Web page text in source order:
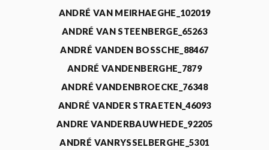
ANDRÉ VAN MEIRHAEGHE_102019
ANDRÉ VAN STEENBERGE_65263
ANDRÉ VANDEN BOSSCHE_88467
ANDRÉ VANDENBERGHE_7879
ANDRÉ VANDENBROECKE_76348
ANDRÉ VANDER STRAETEN_46093
ANDRE VANDERBAUWHEDE_92205
ANDRÉ VANRYSSELBERGHE_5301